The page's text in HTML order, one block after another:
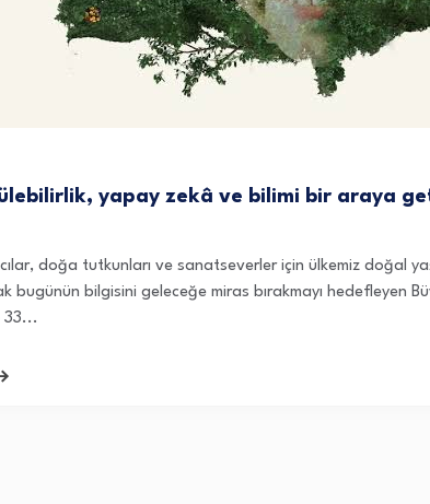
yapay zekâ ve bilimi bir araya
doğa tutkunları ve sanatseverler için ülkemiz doğal
bugünün bilgisini geleceğe miras bırakmayı hedefleyen
33...